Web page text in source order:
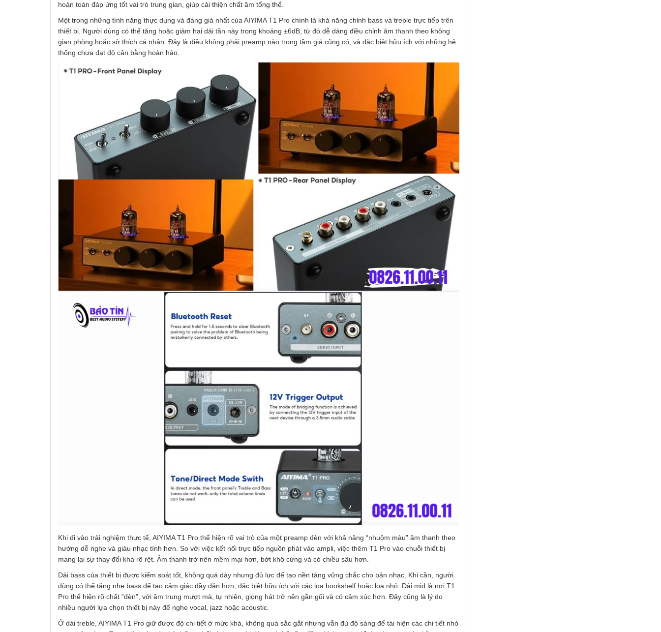
hoàn toàn đáp ứng tốt vai trò trung gian, giúp cải thiện chất âm tổng thể.
Một trong những tính năng thực dụng và đáng giá nhất của AIYIMA T1 Pro chính là khả năng chỉnh bass và treble trực tiếp trên
thiết bị. Người dùng có thể tăng hoặc giảm hai dải tần này trong khoảng ±6dB, từ đó dễ dàng điều chỉnh âm thanh theo không
gian phòng hoặc sở thích cá nhân. Đây là điều không phải preamp nào trong tầm giá cũng có, và đặc biệt hữu ích với những hệ
thống chưa đạt độ cân bằng hoàn hảo.
Khi đi vào trải nghiệm thực tế, AIYIMA T1 Pro thể hiện rõ vai trò của một preamp đèn với khả năng “nhuộm màu” âm thanh theo
hướng dễ nghe và giàu nhạc tính hơn. So với việc kết nối trực tiếp nguồn phát vào ampli, việc thêm T1 Pro vào chuỗi thiết bị
mang lại sự thay đổi khá rõ rệt. Âm thanh trở nên mềm mại hơn, bớt khô cứng và có chiều sâu hơn.
Dải bass của thiết bị được kiểm soát tốt, không quá dày nhưng đủ lực để tạo nền tảng vững chắc cho bản nhạc. Khi cần, người
dùng có thể tăng nhẹ bass để tạo cảm giác đầy đặn hơn, đặc biệt hữu ích với các loa bookshelf hoặc loa nhỏ. Dải mid là nơi T1
Pro thể hiện rõ chất “đèn”, với âm trung mượt mà, tự nhiên, giọng hát trở nên gần gũi và có cảm xúc hơn. Đây cũng là lý do
nhiều người lựa chọn thiết bị này để nghe vocal, jazz hoặc acoustic.
Ở dải treble, AIYIMA T1 Pro giữ được độ chi tiết ở mức khá, không quá sắc gắt nhưng vẫn đủ độ sáng để tái hiện các chi tiết nhỏ